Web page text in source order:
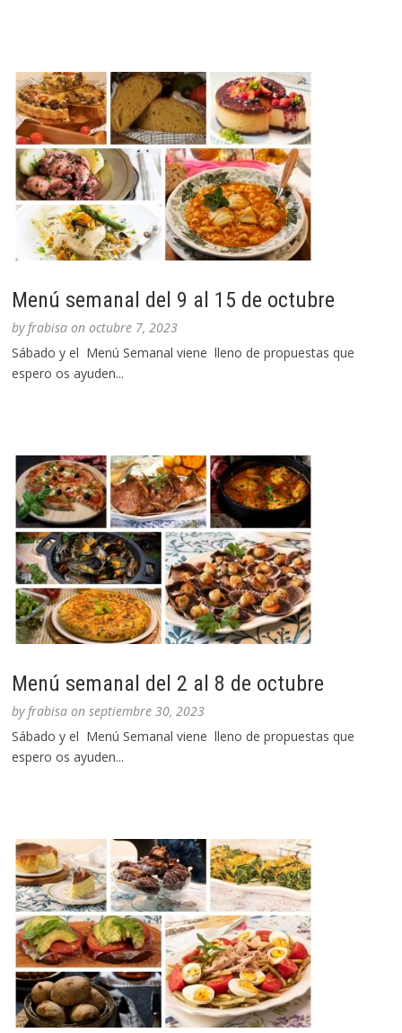
Menú semanal del 9 al 15 de octubre
byfrabisa onoctubre 7, 2023
Sábado y el Menú Semanal viene lleno de propuestas que
espero os ayuden...
Menú semanal del 2 al 8 de octubre
byfrabisa onseptiembre 30, 2023
Sábado y el Menú Semanal viene lleno de propuestas que
espero os ayuden...